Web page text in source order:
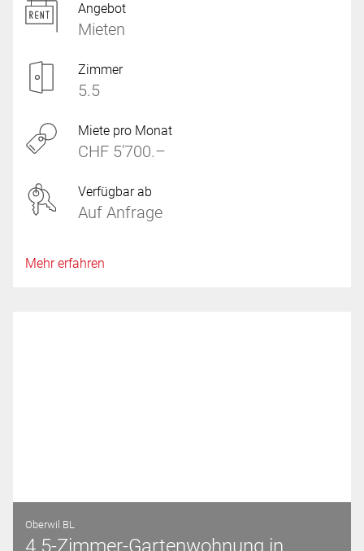
Angebot
Mieten
Zimmer
5.5
Miete pro Monat
CHF 5'700.–
Verfügbar ab
Auf Anfrage
Mehr erfahren
Oberwil BL
4.5-Zimmer-Gartenwohnung in